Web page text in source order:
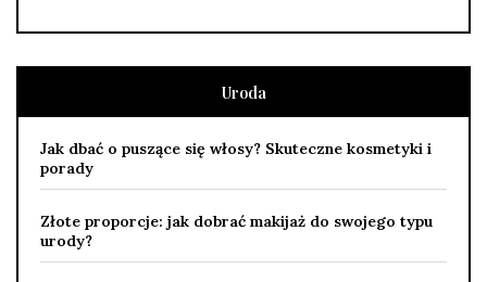
Uroda
Jak dbać o puszące się włosy? Skuteczne kosmetyki i
porady
Złote proporcje: jak dobrać makijaż do swojego typu
urody?